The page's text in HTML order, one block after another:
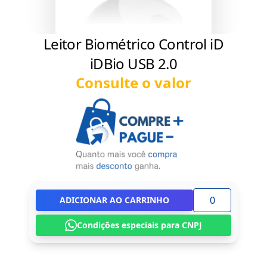
Leitor Biométrico Control iD
iDBio USB 2.0
Consulte o valor
ADICIONAR AO CARRINHO
Condições especiais para CNPJ